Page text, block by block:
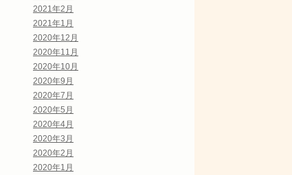
2021年2月
2021年1月
2020年12月
2020年11月
2020年10月
2020年9月
2020年7月
2020年5月
2020年4月
2020年3月
2020年2月
2020年1月